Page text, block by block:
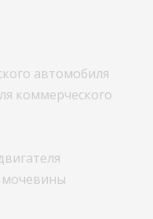
автомобиля
коммерческого